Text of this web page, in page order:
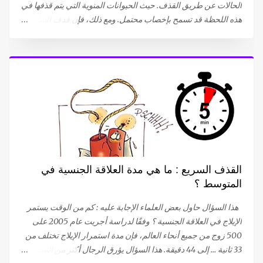
الحالات عن طريق القذف. حيث الحيوانات المنوية التي يتم قذفها في
هذه اللحظة قد تسمح بإخصاب محتمل. ومع ذلك، فإن قذف السائل
القذف، التي تحدث عند بعض الرجال الذين يحدث القذف والنشوة
الجنسية لديهم حتى قبل الإيلاج أو بعده بسرعة كبيرة. القذف
التلقائي هو ظاهرة مرضية تؤثر على العديد من الأشخاص. غالبًا ما
تلعب الحالة النفسية للشخص دورًا مهمًا. يعد القلق والتوتر من أهم
أسباب القذف بدون النشوة الجنسية. من المحتمل أيضًا أن الذهاب
إلى المرحاض أو ملامسة الحشفة للملابس قد تؤدي إلى حدوث
القذف التلقائي. 81٪ من الرجال الذين يعانون من هذا النوع من
القذف لا يشعرون بالمتعة أثناء حدوثه. بينما تعترف النسبة المتبقية
(19 ٪) بشعورهم بالنشوة، (ولكنها أقل من تلك التي تحدث أثناء
الإتصال الجنسي المرغوب فيه)، أو تقلصات تحت الحوض التي تحدث
أثناء النشوة الجنسية. يمكن أن تؤدي...
القذف السريع : ما هي مدة العلاقة الجنسية في
المتوسط ؟
هذا السؤال حاول بعض العلماء الإجابة عليه : كم من الوقت يستمر
الإيلاج في العلاقة الجنسية ؟ وفقًا لدراسة أجريت عام 2005 على
500 زوج من جميع أنحاء العالم، فإن مدة استمرار الإيلاج تختلف من
33 ثانية ... إلى 44 دقيقة. هذا السؤال يؤرق الرجال أكثر من النساء،